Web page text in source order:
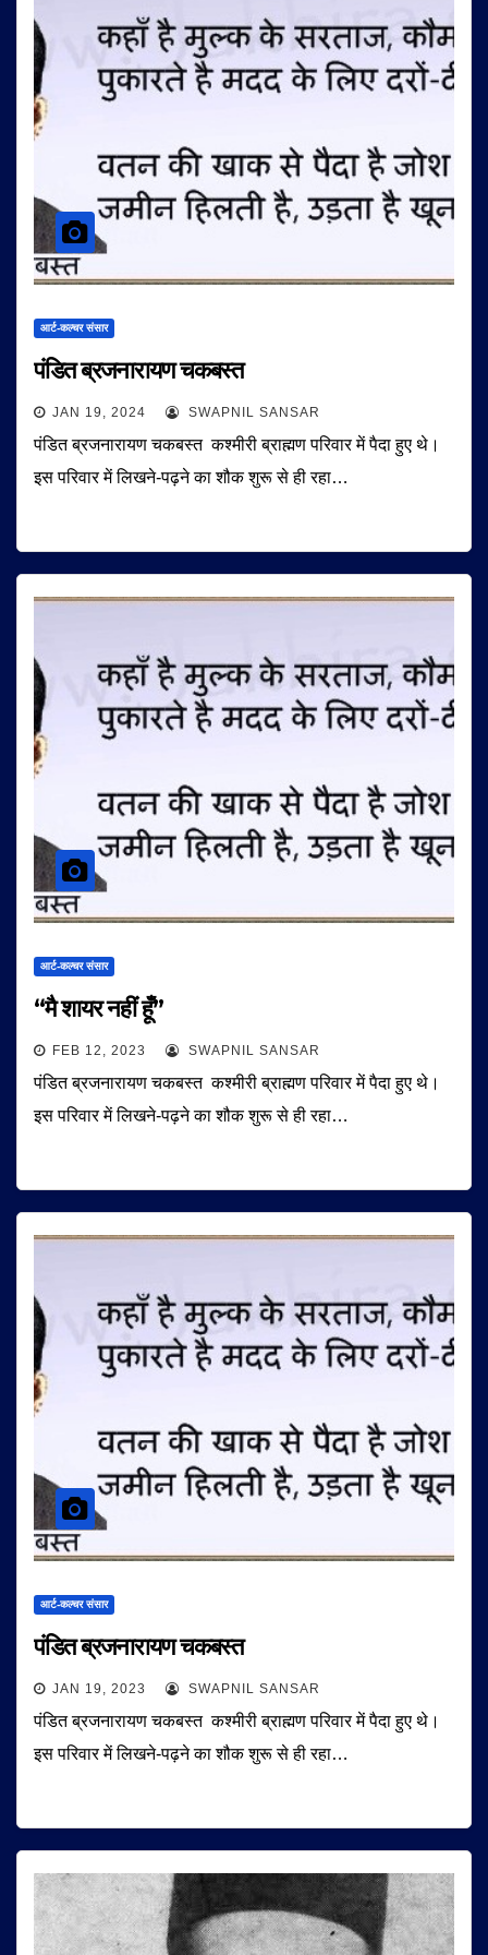
आर्ट-कल्चर संसार
पंडित ब्रजनारायण चकबस्त
JAN 19, 2024 SWAPNIL SANSAR
पंडित ब्रजनारायण चकबस्त कश्मीरी ब्राह्मण परिवार में पैदा हुए थे।
इस परिवार में लिखने-पढ़ने का शौक शुरू से ही रहा…
आर्ट-कल्चर संसार
“मै शायर नहीं हूँ”
FEB 12, 2023 SWAPNIL SANSAR
पंडित ब्रजनारायण चकबस्त कश्मीरी ब्राह्मण परिवार में पैदा हुए थे।
इस परिवार में लिखने-पढ़ने का शौक शुरू से ही रहा…
आर्ट-कल्चर संसार
पंडित ब्रजनारायण चकबस्त
JAN 19, 2023 SWAPNIL SANSAR
पंडित ब्रजनारायण चकबस्त कश्मीरी ब्राह्मण परिवार में पैदा हुए थे।
इस परिवार में लिखने-पढ़ने का शौक शुरू से ही रहा…